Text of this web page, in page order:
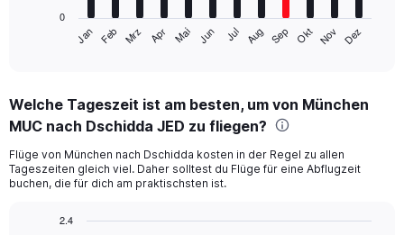
Range:
12
The
chart
Jan Feb Mrz Apr Mai Jun Jul Aug Sep Okt Nov Dez
0
Welche Tageszeit ist am besten, um von München
MUC nach Dschidda JED zu fliegen?
Flüge von München nach Dschidda kosten in der Regel zu allen
Tageszeiten gleich viel. Daher solltest du Flüge für eine Abflugzeit
buchen, die für dich am praktischsten ist.
2.4